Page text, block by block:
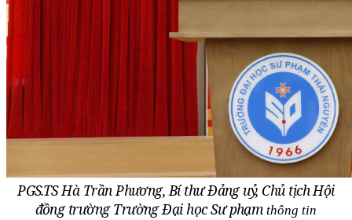
PGS.TS Hà Trần Phương, Bí thư Đảng uỷ, Chủ tịch Hội
đồng trường Trường Đại học Sư phạm thông tin